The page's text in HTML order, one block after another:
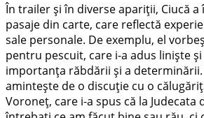
În trailer și în diverse apariții, Ciucă
pasaje din carte, care reflectă
sale personale. De exemplu, el
pentru pescuit, care i-a adus liniște
importanța răbdării și a determinării.
amintește de o discuție cu o
Voroneț, care i-a spus că la Judecata